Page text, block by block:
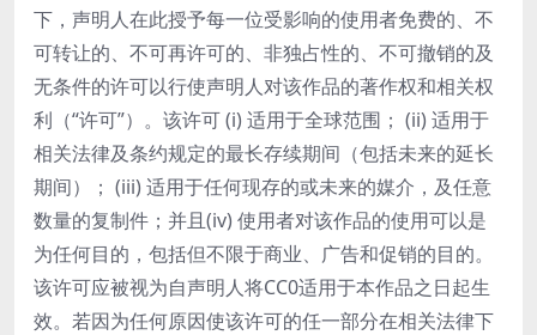
下，声明人在此授予每一位受影响的使用者免费的、不
可转让的、不可再许可的、非独占性的、不可撤销的及
无条件的许可以行使声明人对该作品的著作权和相关权
利（“许可”）。该许可 (i) 适用于全球范围； (ii) 适用于
相关法律及条约规定的最长存续期间（包括未来的延长
期间）； (iii) 适用于任何现存的或未来的媒介，及任意
数量的复制件；并且(iv) 使用者对该作品的使用可以是
为任何目的，包括但不限于商业、广告和促销的目的。
该许可应被视为自声明人将CC0适用于本作品之日起生
效。若因为任何原因使该许可的任一部分在相关法律下